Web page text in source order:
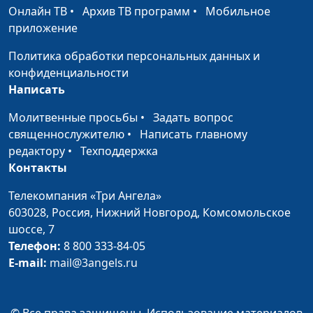
Ты мне, я Тебе: как
отношения с Богом
Иуда искариотский:
Иисуса
Плоды Духа или
духовное бесплодие
Что значит быть
мудрым, как змея, или
простым, как голубь?
Андрей Качалаба,
священнослужитель
Как одеваться по-
Онлайн ТВ • Архив ТВ программ • Мобильное
приложение
Политика обработки персональных данных и
конфиденциальности
Написать
Молитвенные просьбы • Задать вопрос
священнослужителю • Написать главному
редактору • Техподдержка
Контакты
Телекомпания «Три Ангела»
603028, Россия, Нижний Новгород, Комсомольское
шоссе, 7
Телефон: 8 800 333-84-05
E-mail: mail@3angels.ru